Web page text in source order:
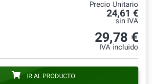
Precio Unitario
24,61 €
sin IVA
29,78 €
IVA incluido
IR AL PRODUCTO